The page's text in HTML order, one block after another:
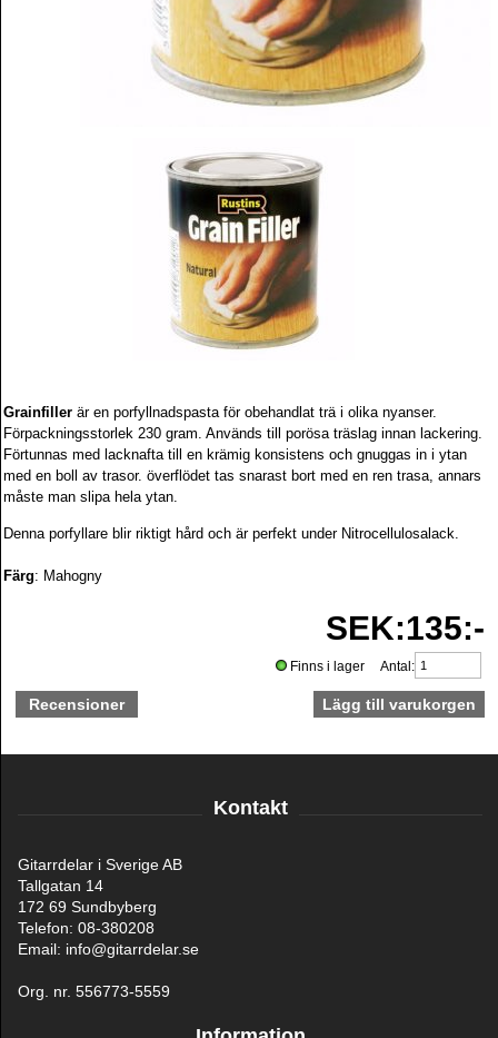
Grainfiller är en porfyllnadspasta för obehandlat trä i olika nyanser.
Förpackningsstorlek 230 gram. Används till porösa träslag innan lackering.
Förtunnas med lacknafta till en krämig konsistens och gnuggas in i ytan
med en boll av trasor. överflödet tas snarast bort med en ren trasa, annars
måste man slipa hela ytan.
Denna porfyllare blir riktigt hård och är perfekt under Nitrocellulosalack.
Färg: Mahogny
Recensioner
SEK:135:-
Finns i lager Antal:
Kontakt
Gitarrdelar i Sverige AB
Tallgatan 14
172 69 Sundbyberg
Telefon: 08-380208
Email: info@gitarrdelar.se
Org. nr. 556773-5559